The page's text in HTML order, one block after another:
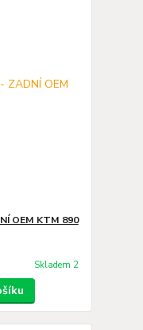
OEM KTM 890
Skladem 2